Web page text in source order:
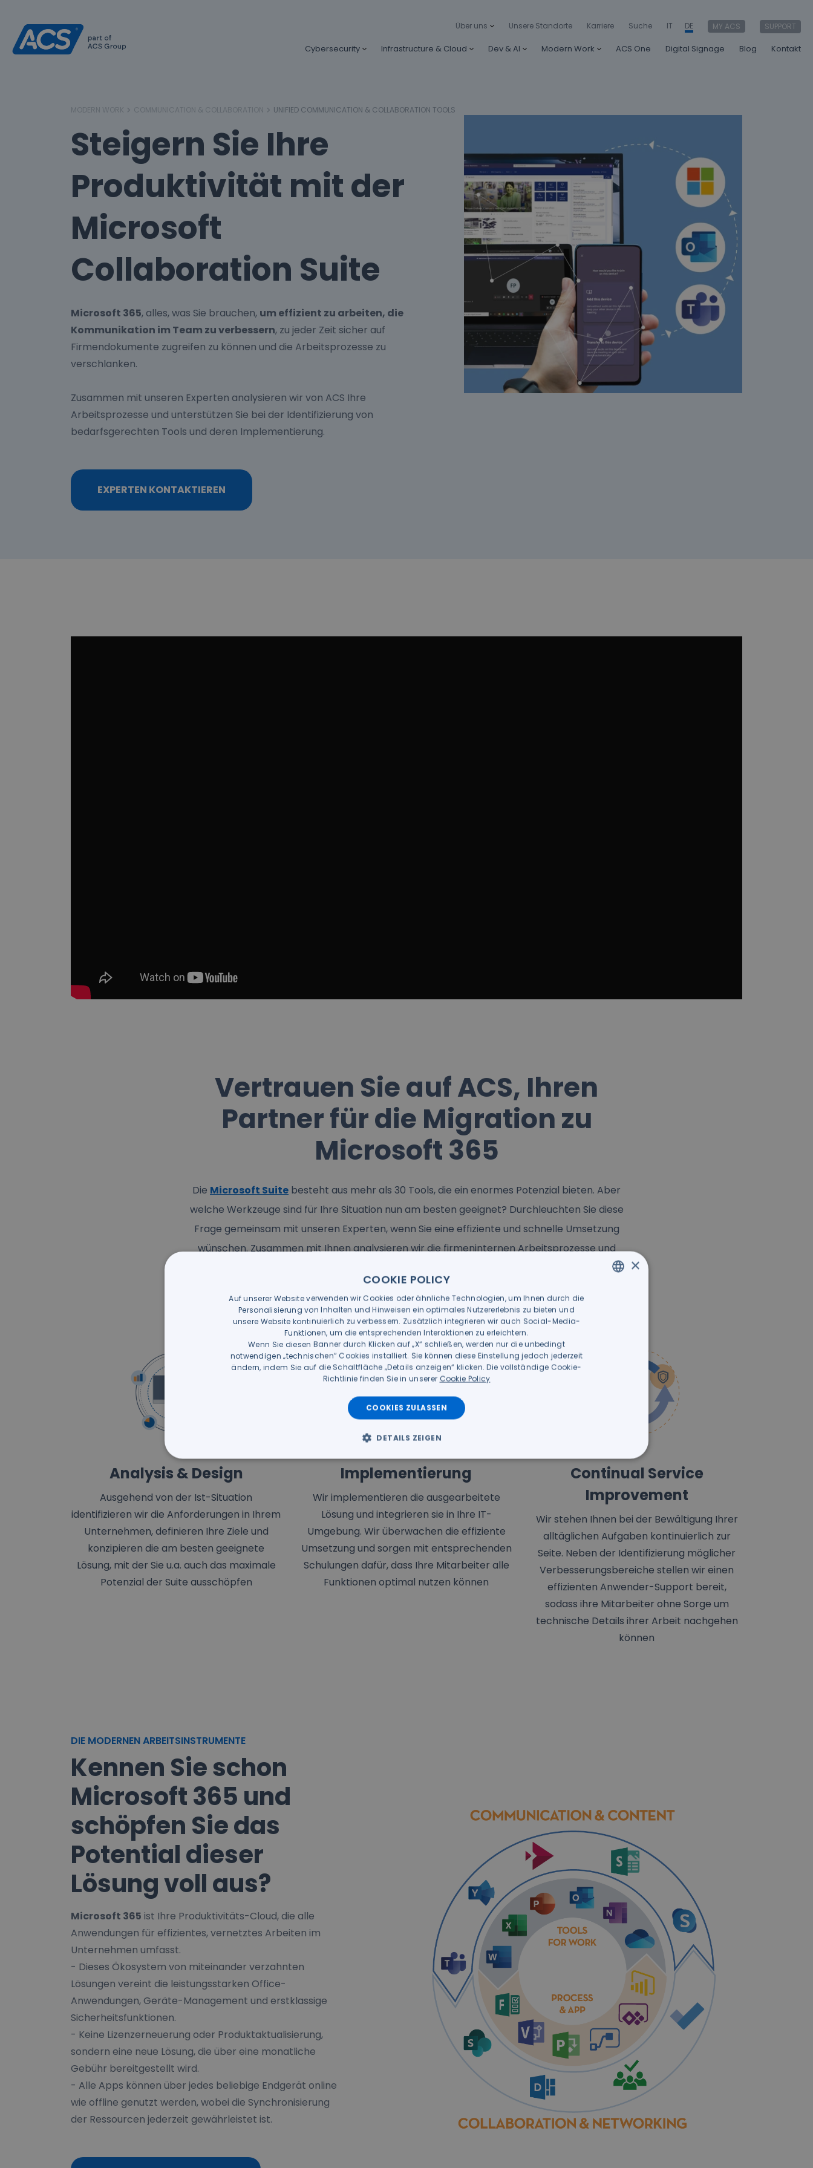
Cybersecurity Infrastructure & Cloud Dev & AI Modern Work ACS One Digital Signage Blog Kontakt
Über uns Unsere Standorte Karriere Suche IT DE MY ACS SUPPORT
MODERN WORK COMMUNICATION & COLLABORATION UNIFIED COMMUNICATION & COLLABORATION TOOLS
Steigern Sie Ihre
Produktivität mit der
Microsoft
Collaboration Suite
Microsoft 365, alles, was Sie brauchen, um effizient zu arbeiten, die
Kommunikation im Team zu verbessern, zu jeder Zeit sicher auf
Firmendokumente zugreifen zu können und die Arbeitsprozesse zu
verschlanken.
Zusammen mit unseren Experten analysieren wir von ACS Ihre
Arbeitsprozesse und unterstützen Sie bei der Identifizierung von
bedarfsgerechten Tools und deren Implementierung.
EXPERTEN KONTAKTIEREN
Vertrauen Sie auf ACS, Ihren
Partner für die Migration zu
Microsoft 365
Die Microsoft Suite besteht aus mehr als 30 Tools, die ein enormes Potenzial bieten. Aber
welche Werkzeuge sind für Ihre Situation nun am besten geeignet? Durchleuchten Sie diese
Frage gemeinsam mit unseren Experten, wenn Sie eine effiziente und schnelle Umsetzung
wünschen. Zusammen mit Ihnen analysieren wir die firmeninternen Arbeitsprozesse und
unterstützen Sie dabei, die entsprechenden Tools zu identifizieren, zu implementieren und
Ihre Mitarbeiter diesbezüglich zu schulen.
Analysis & Design
Ausgehend von der Ist-Situation
identifizieren wir die Anforderungen in Ihrem
Unternehmen, definieren Ihre Ziele und
konzipieren die am besten geeignete
Lösung, mit der Sie u.a. auch das maximale
Potenzial der Suite ausschöpfen
Implementierung
Wir implementieren die ausgearbeitete
Lösung und integrieren sie in Ihre IT-
Umgebung. Wir überwachen die effiziente
Umsetzung und sorgen mit entsprechenden
Schulungen dafür, dass Ihre Mitarbeiter alle
Funktionen optimal nutzen können
Continual Service
Improvement
Wir stehen Ihnen bei der Bewältigung Ihrer
alltäglichen Aufgaben kontinuierlich zur
Seite. Neben der Identifizierung möglicher
Verbesserungsbereiche stellen wir einen
effizienten Anwender-Support bereit,
sodass ihre Mitarbeiter ohne Sorge um
technische Details ihrer Arbeit nachgehen
können
DIE MODERNEN ARBEITSINSTRUMENTE
Kennen Sie schon
Microsoft 365 und
schöpfen Sie das
Potential dieser
Lösung voll aus?
Microsoft 365 ist Ihre Produktivitäts-Cloud, die alle
Anwendungen für effizientes, vernetztes Arbeiten im
Unternehmen umfasst.
- Dieses Ökosystem von miteinander verzahnten
Lösungen vereint die leistungsstarken Office-
Anwendungen, Geräte-Management und erstklassige
Sicherheitsfunktionen.
- Keine Lizenzerneuerung oder Produktaktualisierung,
sondern eine neue Lösung, die über eine monatliche
Gebühr bereitgestellt wird.
- Alle Apps können über jedes beliebige Endgerät online
wie offline genutzt werden, wobei die Synchronisierung
der Ressourcen jederzeit gewährleistet ist.
×
COOKIE POLICY
Auf unserer Website verwenden wir Cookies oder ähnliche Technologien, um Ihnen durch die
Personalisierung von Inhalten und Hinweisen ein optimales Nutzererlebnis zu bieten und
unsere Website kontinuierlich zu verbessern. Zusätzlich integrieren wir auch Social-Media-
Funktionen, um die entsprechenden Interaktionen zu erleichtern.
Wenn Sie diesen Banner durch Klicken auf „X“ schließen, werden nur die unbedingt
notwendigen „technischen“ Cookies installiert. Sie können diese Einstellung jedoch jederzeit
ändern, indem Sie auf die Schaltfläche „Details anzeigen“ klicken. Die vollständige Cookie-
Richtlinie finden Sie in unserer Cookie Policy
COOKIES ZULASSEN
DETAILS ZEIGEN